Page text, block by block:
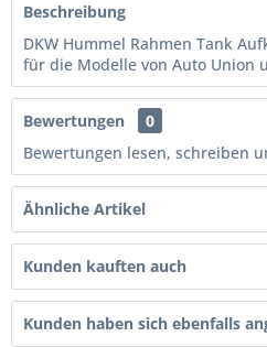
Beschreibung
DKW Hummel Rahmen Tank
für die Modelle von Auto Union
Bewertungen
0
Bewertungen lesen, schreiben
Ähnliche Artikel
Kunden kauften auch
Kunden haben sich ebenfalls